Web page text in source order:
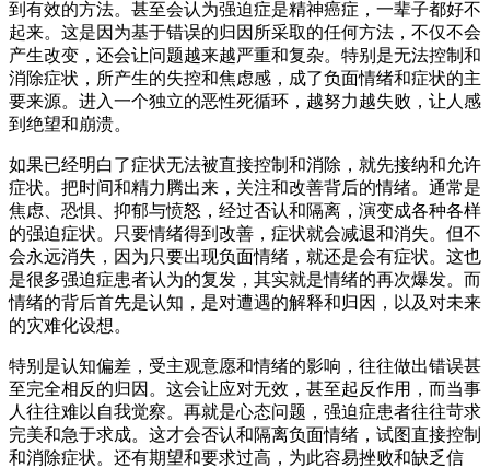
到有效的方法。甚至会认为强迫症是精神癌症，一辈子都好不
起来。这是因为基于错误的归因所采取的任何方法，不仅不会
产生改变，还会让问题越来越严重和复杂。特别是无法控制和
消除症状，所产生的失控和焦虑感，成了负面情绪和症状的主
要来源。进入一个独立的恶性死循环，越努力越失败，让人感
到绝望和崩溃。
如果已经明白了症状无法被直接控制和消除，就先接纳和允许
症状。把时间和精力腾出来，关注和改善背后的情绪。通常是
焦虑、恐惧、抑郁与愤怒，经过否认和隔离，演变成各种各样
的强迫症状。只要情绪得到改善，症状就会减退和消失。但不
会永远消失，因为只要出现负面情绪，就还是会有症状。这也
是很多强迫症患者认为的复发，其实就是情绪的再次爆发。而
情绪的背后首先是认知，是对遭遇的解释和归因，以及对未来
的灾难化设想。
特别是认知偏差，受主观意愿和情绪的影响，往往做出错误甚
至完全相反的归因。这会让应对无效，甚至起反作用，而当事
人往往难以自我觉察。再就是心态问题，强迫症患者往往苛求
完美和急于求成。这才会否认和隔离负面情绪，试图直接控制
和消除症状。还有期望和要求过高，为此容易挫败和缺乏信